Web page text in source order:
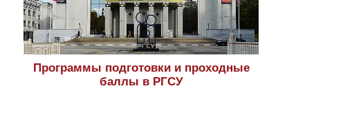
Программы подготовки и проходные
баллы в РГСУ